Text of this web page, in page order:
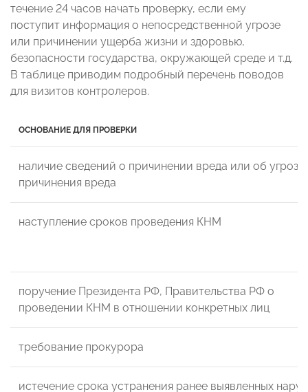
течение 24 часов начать проверку, если ему
поступит информация о непосредственной угрозе
или причинении ущерба жизни и здоровью,
безопасности государства, окружающей среде и т.д.
В таблице приводим подробный перечень поводов
для визитов контролеров.
ОСНОВАНИЕ ДЛЯ ПРОВЕРКИ
наличие сведений о причинении вреда или об угрозе
причинения вреда
наступление сроков проведения КНМ
поручение Президента РФ, Правительства РФ о
проведении КНМ в отношении конкретных лиц
требование прокурора
истечение срока устранения ранее выявленных